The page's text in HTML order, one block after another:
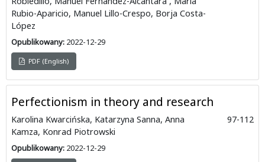
Rubio-Aparicio, Manuel Lillo-Crespo, Borja Costa-
López
Opublikowany: 2022-12-29
PDF (English)
Perfectionism in theory and research
Karolina Kwarcińska, Katarzyna Sanna, Anna
Kamza, Konrad Piotrowski
97-112
Opublikowany: 2022-12-29